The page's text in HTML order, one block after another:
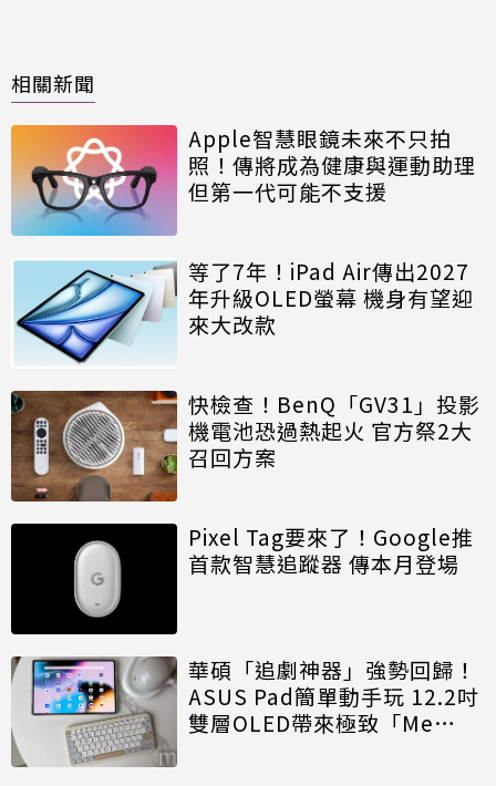
相關新聞
Apple智慧眼鏡未來不只拍
照！傳將成為健康與運動助理
但第一代可能不支援
等了7年！iPad Air傳出2027
年升級OLED螢幕 機身有望迎
來大改款
快檢查！BenQ「GV31」投影
機電池恐過熱起火 官方祭2大
召回方案
Pixel Tag要來了！Google推
首款智慧追蹤器 傳本月登場
華碩「追劇神器」強勢回歸！
ASUS Pad簡單動手玩 12.2吋
雙層OLED帶來極致「Me